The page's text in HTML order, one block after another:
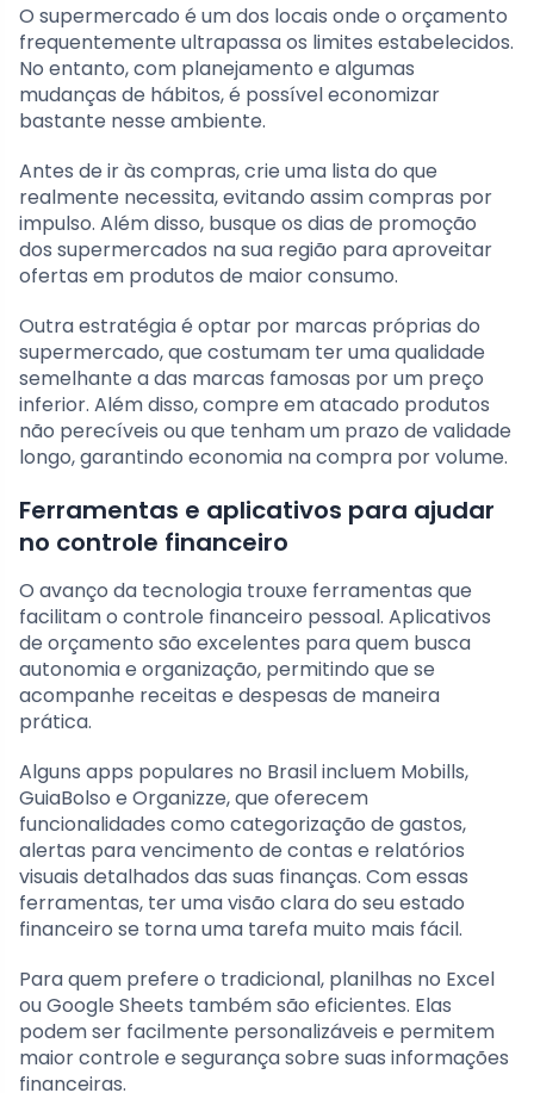
O supermercado é um dos locais onde o orçamento
frequentemente ultrapassa os limites estabelecidos.
No entanto, com planejamento e algumas
mudanças de hábitos, é possível economizar
bastante nesse ambiente.
Antes de ir às compras, crie uma lista do que
realmente necessita, evitando assim compras por
impulso. Além disso, busque os dias de promoção
dos supermercados na sua região para aproveitar
ofertas em produtos de maior consumo.
Outra estratégia é optar por marcas próprias do
supermercado, que costumam ter uma qualidade
semelhante a das marcas famosas por um preço
inferior. Além disso, compre em atacado produtos
não perecíveis ou que tenham um prazo de validade
longo, garantindo economia na compra por volume.
Ferramentas e aplicativos para ajudar
no controle financeiro
O avanço da tecnologia trouxe ferramentas que
facilitam o controle financeiro pessoal. Aplicativos
de orçamento são excelentes para quem busca
autonomia e organização, permitindo que se
acompanhe receitas e despesas de maneira
prática.
Alguns apps populares no Brasil incluem Mobills,
GuiaBolso e Organizze, que oferecem
funcionalidades como categorização de gastos,
alertas para vencimento de contas e relatórios
visuais detalhados das suas finanças. Com essas
ferramentas, ter uma visão clara do seu estado
financeiro se torna uma tarefa muito mais fácil.
Para quem prefere o tradicional, planilhas no Excel
ou Google Sheets também são eficientes. Elas
podem ser facilmente personalizáveis e permitem
maior controle e segurança sobre suas informações
financeiras.